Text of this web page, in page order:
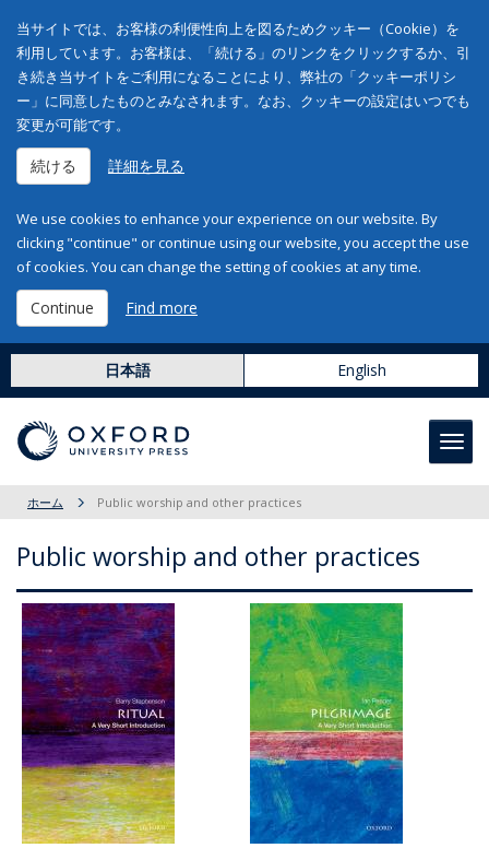
当サイトでは、お客様の利便性向上を図るためクッキー（Cookie）を
利用しています。お客様は、「続ける」のリンクをクリックするか、引
き続き当サイトをご利用になることにより、弊社の「クッキーポリシ
ー」に同意したものとみなされます。なお、クッキーの設定はいつでも
変更が可能です。
続ける 詳細を見る
We use cookies to enhance your experience on our website. By
clicking "continue" or continue using our website, you accept the use
of cookies. You can change the setting of cookies at any time.
Continue Find more
日本語 English
ホーム Public worship and other practices
Public worship and other practices